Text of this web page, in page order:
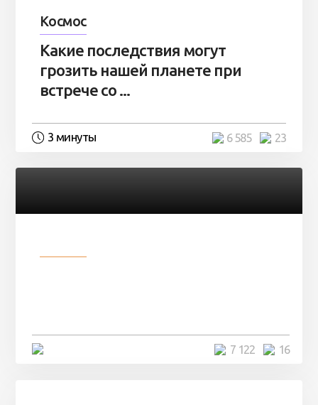
Космос
Какие последствия могут
грозить нашей планете при
встрече со ...
3 минуты 23
6 585
16
7 122